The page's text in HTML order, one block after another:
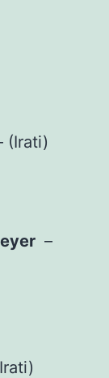
(Irati)
–